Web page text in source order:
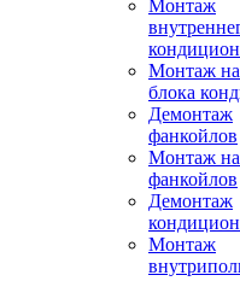
Монтаж
Монтаж
блока
Демонтаж
фанкойлов
Монтаж
фанкойлов
Демонтаж
Монтаж